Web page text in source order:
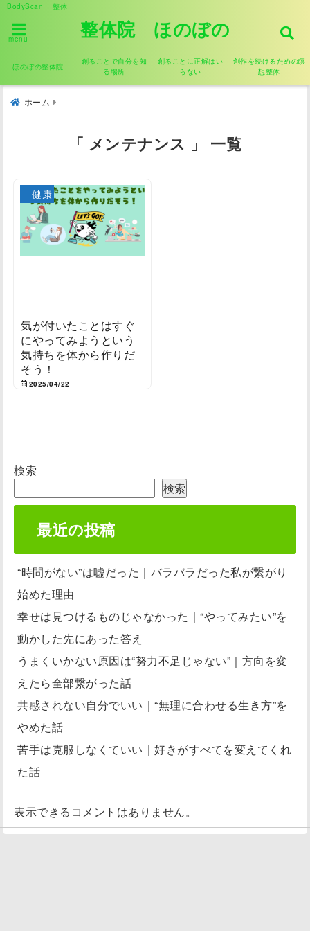
BodyScan 整体
menu 整体院 ほのぼの
ほのぼの整体院
創ることで自分を知
る場所
創ることに正解はい
らない
創作を続けるための瞑
想整体
ホーム
「 メンテナンス 」 一覧
健康
気が付いたことはすぐ
にやってみようという
気持ちを体から作りだ
そう！
2025/04/22
検索
検索
最近の投稿
“時間がない”は嘘だった｜バラバラだった私が繋がり
始めた理由
幸せは見つけるものじゃなかった｜“やってみたい”を
動かした先にあった答え
うまくいかない原因は“努力不足じゃない”｜方向を変
えたら全部繋がった話
共感されない自分でいい｜“無理に合わせる生き方”を
やめた話
苦手は克服しなくていい｜好きがすべてを変えてくれ
た話
表示できるコメントはありません。